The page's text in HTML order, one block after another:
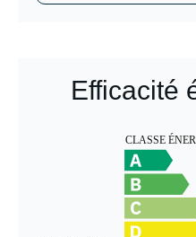
Efficacité